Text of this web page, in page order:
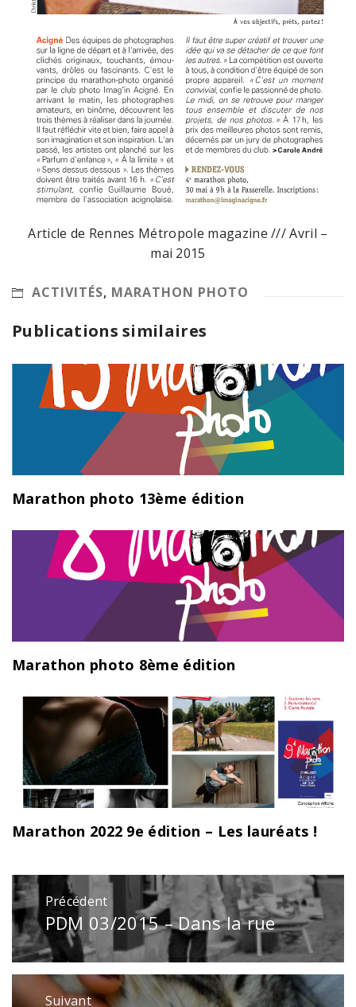
Article de Rennes Métropole magazine /// Avril –
mai 2015
ACTIVITÉS, MARATHON PHOTO
Publications similaires
Marathon photo 13ème édition
Marathon photo 8ème édition
Marathon 2022 9e édition – Les lauréats !
Navigation
de
l’article
Précédent
Publication
précédente
:
PDM 03/2015 – Dans la rue
Suivant